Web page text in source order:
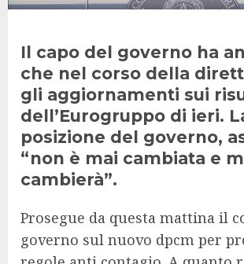
Il capo del governo ha
che nel corso della
gli aggiornamenti sui
dell’Eurogruppo di ieri.
posizione del governo,
“non è mai cambiata e
cambierà”.
Prosegue da questa mattina il
governo sul nuovo dpcm per